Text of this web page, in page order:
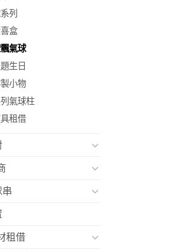
列
盒
氣球
生日
小物
氣球柱
租借
租借